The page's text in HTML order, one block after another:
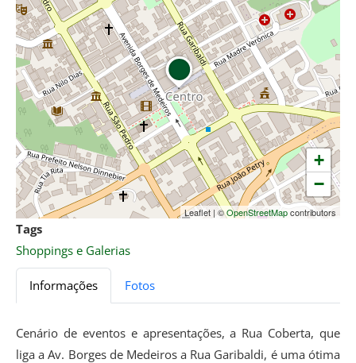
+
−
Leaflet | ©OpenStreetMapcontributors
Tags
Shoppings e Galerias
Informações Fotos
Cenário de eventos e apresentações, a Rua Coberta, que
liga a Av. Borges de Medeiros a Rua Garibaldi, é uma ótima